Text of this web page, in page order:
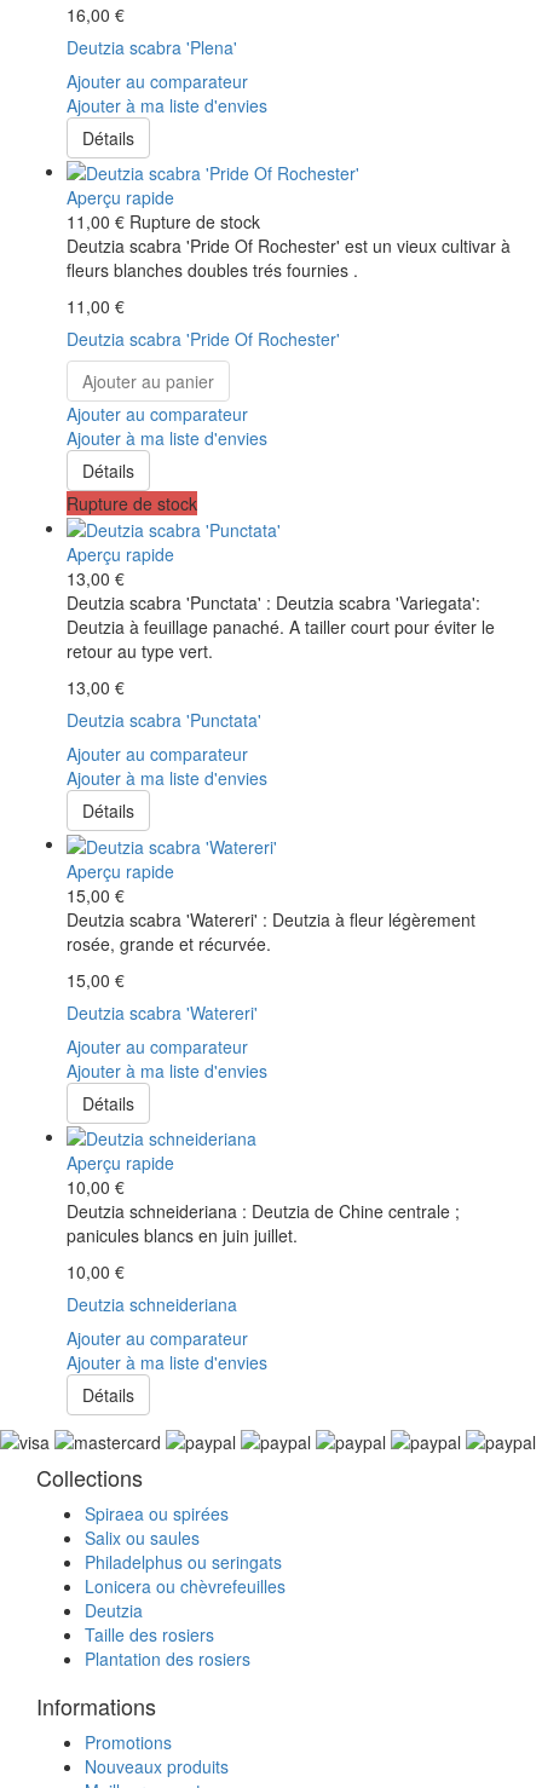
16,00 €
Deutzia scabra 'Plena'
Ajouter au comparateur
Ajouter à ma liste d'envies
Détails
Aperçu rapide
11,00 € Rupture de stock
Deutzia scabra 'Pride Of Rochester' est un vieux cultivar à
fleurs blanches doubles trés fournies .
11,00 €
Deutzia scabra 'Pride Of Rochester'
Ajouter au panier
Ajouter au comparateur
Ajouter à ma liste d'envies
Détails
Rupture de stock
Aperçu rapide
13,00 €
Deutzia scabra 'Punctata' : Deutzia scabra 'Variegata':
Deutzia à feuillage panaché. A tailler court pour éviter le
retour au type vert.
13,00 €
Deutzia scabra 'Punctata'
Ajouter au comparateur
Ajouter à ma liste d'envies
Détails
Aperçu rapide
15,00 €
Deutzia scabra 'Watereri' : Deutzia à fleur légèrement
rosée, grande et récurvée.
15,00 €
Deutzia scabra 'Watereri'
Ajouter au comparateur
Ajouter à ma liste d'envies
Détails
Aperçu rapide
10,00 €
Deutzia schneideriana : Deutzia de Chine centrale ;
panicules blancs en juin juillet.
10,00 €
Deutzia schneideriana
Ajouter au comparateur
Ajouter à ma liste d'envies
Détails
Collections
Spiraea ou spirées
Salix ou saules
Philadelphus ou seringats
Lonicera ou chèvrefeuilles
Deutzia
Taille des rosiers
Plantation des rosiers
Informations
Promotions
Nouveaux produits